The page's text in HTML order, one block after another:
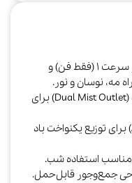
باتری ۴۰۰۰mAh با کارکرد تا ۱۵ ساعت در سرعت ۱ (فقط فن) و
مخزن آب حدود ۳۰۰ml با دو خروجی مه (Dual Mist Outlet) برای
نوسان خودکار (Automatic Oscillation) برای توزیع یکنواخت باد